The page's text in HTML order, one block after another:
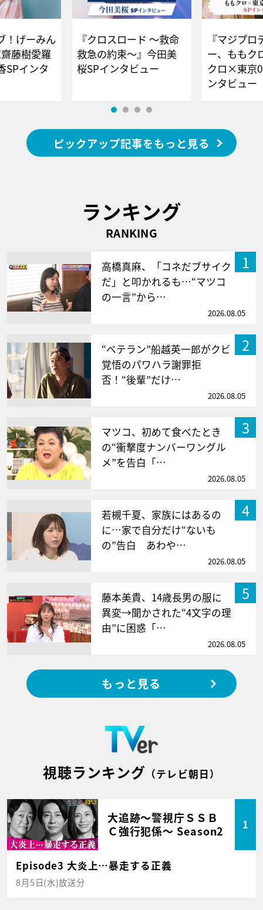
！げーみん
藤樹愛羅
SPインタ
『クロスロード ～救命
救急の約束～』今田美
桜SPインタビュー
『マジプロ
ー、ももク
クロ×東京
ンタビュー
ピックアップ記事をもっと見る
ランキング
RANKING
1
高橋真麻、「コネだブサイク
だ」と叩かれるも…“マツコ
の一言”から…
2026.08.05
2
“ベテラン”船越英一郎がクビ
覚悟のパワハラ謝罪拒
否！“後輩”だけ…
2026.08.05
3
マツコ、初めて食べたとき
の“衝撃度ナンバーワングル
メ”を告白「…
2026.08.05
4
若槻千夏、家族にはあるの
に…家で自分だけ“ないも
の”告白 あわや…
2026.08.05
5
藤本美貴、14歳長男の服に
異変→聞かされた“4文字の理
由”に困惑「…
2026.08.05
もっと見る
視聴ランキング （テレビ朝日）
大追跡～警視庁ＳＳＢ
Ｃ強行犯係～ Season2
1
Episode3 大炎上…暴走する正義
8月5日(水)放送分